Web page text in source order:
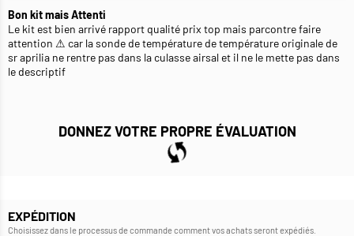
Bon kit mais Attenti
Le kit est bien arrivé rapport qualité prix top mais parcontre faire
attention ⚠ car la sonde de température de température originale de
sr aprilia ne rentre pas dans la culasse airsal et il ne le mette pas dans
le descriptif
DONNEZ VOTRE PROPRE ÉVALUATION
EXPÉDITION
Choisissez dans le processus de commande comment vos achats seront expédiés.